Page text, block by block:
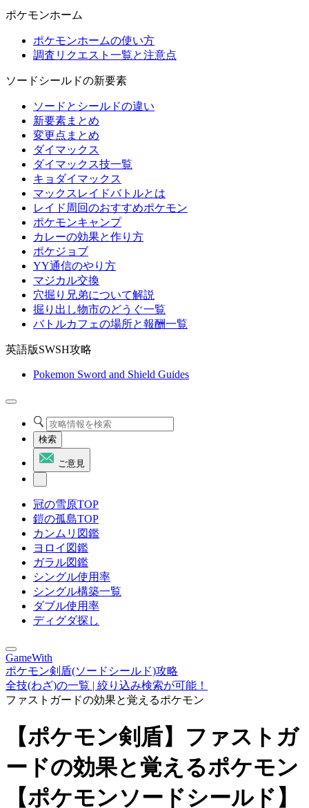
ポケモンホーム
ポケモンホームの使い方
調査リクエスト一覧と注意点
ソードシールドの新要素
ソードとシールドの違い
新要素まとめ
変更点まとめ
ダイマックス
ダイマックス技一覧
キョダイマックス
マックスレイドバトルとは
レイド周回のおすすめポケモン
ポケモンキャンプ
カレーの効果と作り方
ポケジョブ
YY通信のやり方
マジカル交換
穴掘り兄弟について解説
掘り出し物市のどうぐ一覧
バトルカフェの場所と報酬一覧
英語版SWSH攻略
Pokemon Sword and Shield Guides
検索
ご意見
冠の雪原TOP
鎧の孤島TOP
カンムリ図鑑
ヨロイ図鑑
ガラル図鑑
シングル使用率
シングル構築一覧
ダブル使用率
ディグダ探し
GameWith
ポケモン剣盾(ソードシールド)攻略
全技(わざ)の一覧 | 絞り込み検索が可能！
ファストガードの効果と覚えるポケモン
【ポケモン剣盾】ファストガ
ードの効果と覚えるポケモン
【ポケモンソードシールド】